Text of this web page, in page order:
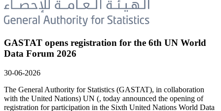
GASTAT opens registration for the 6th UN World
Data Forum 2026
30-06-2026
The General Authority for Statistics (GASTAT), in collaboration
with the United Nations) UN (, today announced the opening of
registration for participation in the Sixth United Nations World Data